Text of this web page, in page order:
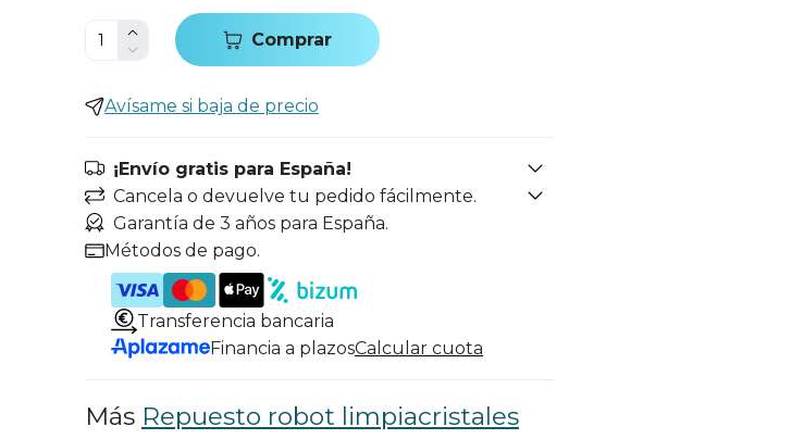
Comprar
Avísame si baja de precio
¡Envío gratis para España!
Cancela o devuelve tu pedido fácilmente.
Garantía de 3 años para España.
Métodos de pago.
Transferencia bancaria
Financia a plazosCalcular cuota
Más Repuesto robot limpiacristales